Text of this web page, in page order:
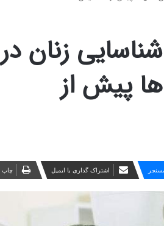
زنان در
پیش از
اشتراک گذاری با ایمیل چاپ